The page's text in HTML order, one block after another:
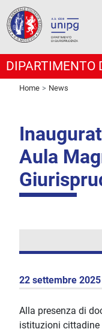
DIPARTIMENTO
Home News
Aula
22 settembre 2025
Alla presenza di
istituzioni cittadine